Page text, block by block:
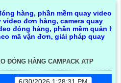
ĐÓNG HÀNG CAMPACK ATP
6/30/2026 1:28:31 PM